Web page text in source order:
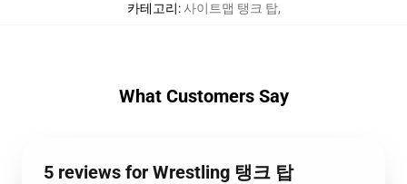
카테고리:사이트맵 탱크 탑,
What Customers Say
5 reviews for Wrestling 탱크 탑